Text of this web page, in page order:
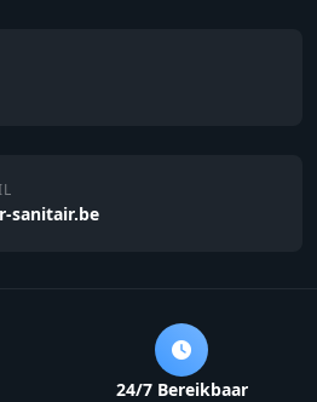
sanitair.be
24/7 Bereikbaar